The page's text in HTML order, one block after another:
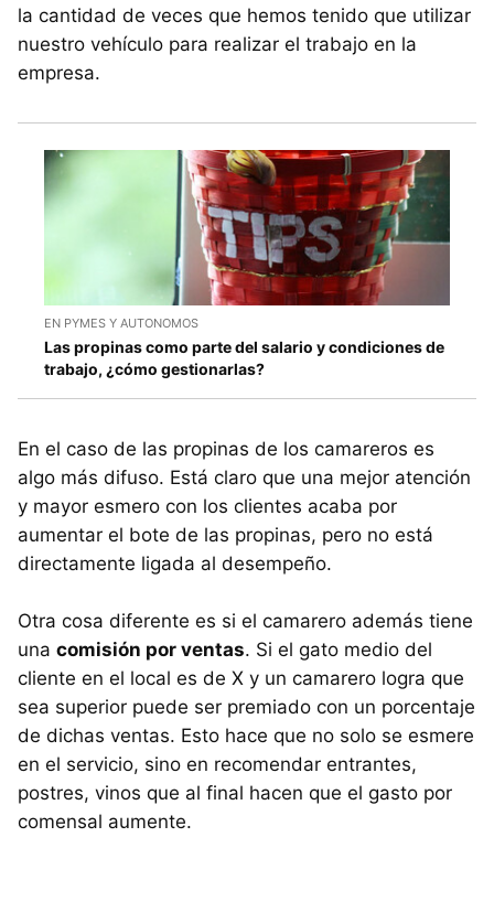
la cantidad de veces que hemos tenido que utilizar
nuestro vehículo para realizar el trabajo en la
empresa.
EN PYMES Y AUTONOMOS
Las propinas como parte del salario y condiciones de
trabajo, ¿cómo gestionarlas?
En el caso de las propinas de los camareros es
algo más difuso. Está claro que una mejor atención
y mayor esmero con los clientes acaba por
aumentar el bote de las propinas, pero no está
directamente ligada al desempeño.
Otra cosa diferente es si el camarero además tiene
una comisión por ventas. Si el gato medio del
cliente en el local es de X y un camarero logra que
sea superior puede ser premiado con un porcentaje
de dichas ventas. Esto hace que no solo se esmere
en el servicio, sino en recomendar entrantes,
postres, vinos que al final hacen que el gasto por
comensal aumente.